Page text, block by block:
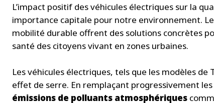
L’impact positif des véhicules électriques sur la
importance capitale pour notre environnement.
mobilité durable offrent des solutions concrètes
santé des citoyens vivant en zones urbaines.
Les véhicules électriques, tels que les modèles
effet de serre. En remplaçant progressivement
émissions de polluants atmosphériques